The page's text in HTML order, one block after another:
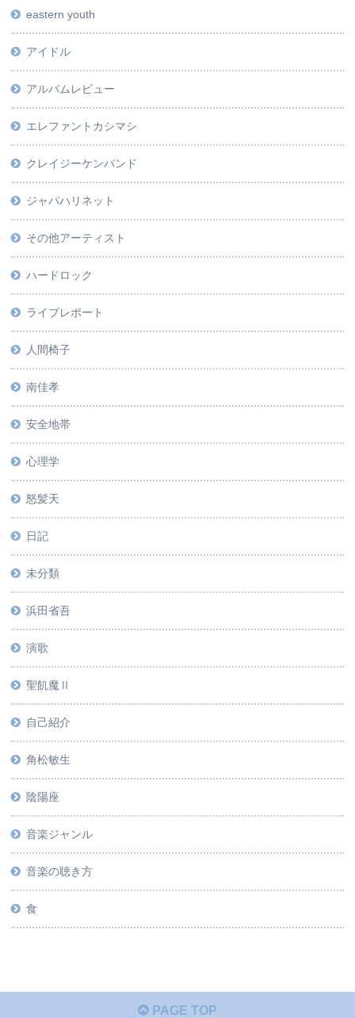
eastern youth
アイドル
アルバムレビュー
エレファントカシマシ
クレイジーケンバンド
ジャパハリネット
その他アーティスト
ハードロック
ライブレポート
人間椅子
南佳孝
安全地帯
心理学
怒髪天
日記
未分類
浜田省吾
演歌
聖飢魔Ⅱ
自己紹介
角松敏生
陰陽座
音楽ジャンル
音楽の聴き方
食
PAGE TOP